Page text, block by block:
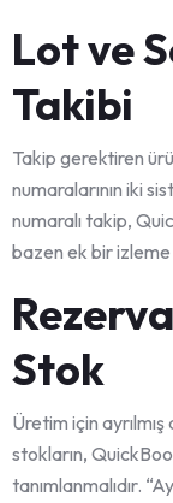
Lot ve
Takibi
Takip gerektiren
numaralarının iki
numaralı takip,
bazen ek bir
Stok
Üretim için ayrılmış
stokların,
tanımlanmalıdır.